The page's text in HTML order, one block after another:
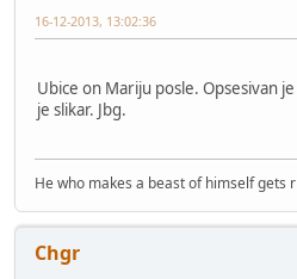
16-12-2013, 13:02:36
Ubice on Mariju posle. Opsesivan
je slikar. Jbg.
He who makes a beast of himself gets
Chgr